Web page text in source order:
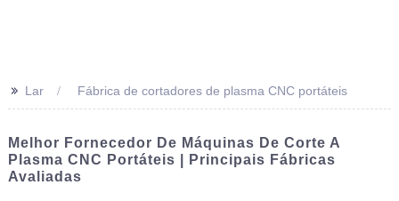
>> Lar Fábrica de cortadores de plasma CNC portáteis
Melhor Fornecedor De Máquinas De Corte A
Plasma CNC Portáteis | Principais Fábricas
Avaliadas